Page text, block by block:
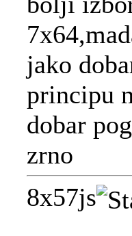
jako
principu
dobar
zrno
8x57js